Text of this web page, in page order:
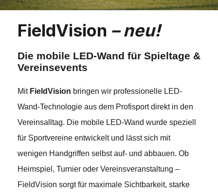
FieldVision – neu!
Die mobile LED-Wand für Spieltage &
Vereinsevents
Mit FieldVision bringen wir professionelle LED-
Wand-Technologie aus dem Profisport direkt in den
Vereinsalltag. Die mobile LED-Wand wurde speziell
für Sportvereine entwickelt und lässt sich mit
wenigen Handgriffen selbst auf- und abbauen. Ob
Heimspiel, Turnier oder Vereinsveranstaltung –
FieldVision sorgt für maximale Sichtbarkeit, starke